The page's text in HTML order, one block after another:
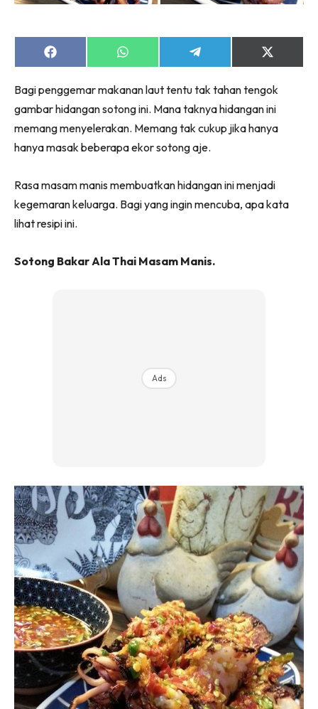
Share
on
Share
on
Share
on
Share
on
(Twitter)
Bagi penggemar makanan laut tentu tak tahan tengok
gambar hidangan sotong ini. Mana taknya hidangan ini
memang menyelerakan. Memang tak cukup jika hanya
hanya masak beberapa ekor sotong aje.
Rasa masam manis membuatkan hidangan ini menjadi
kegemaran keluarga. Bagi yang ingin mencuba, apa kata
lihat resipi ini.
Sotong Bakar Ala Thai Masam Manis.
Ads